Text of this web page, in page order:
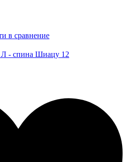
в сравнение
- спина Шиацу 12